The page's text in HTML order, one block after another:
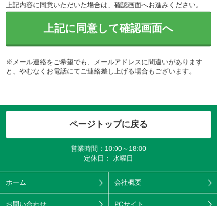
上記内容に同意いただいた場合は、確認画面へお進みください。
上記に同意して確認画面へ
※メール連絡をご希望でも、メールアドレスに間違いがあります
と、やむなくお電話にてご連絡差し上げる場合もございます。
ページトップに戻る
営業時間：10:00～18:00
定休日： 水曜日
ホーム 会社概要
お問い合わせ PCサイト